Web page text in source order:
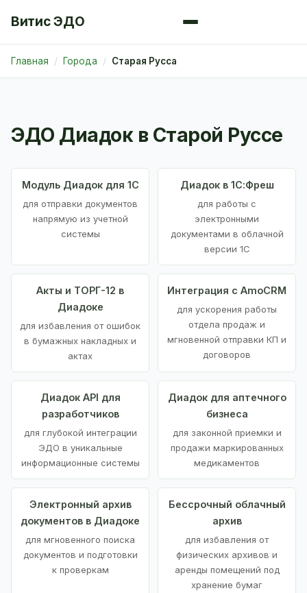
Витис ЭДО
Главная Города Старая Русса
ЭДО Диадок в Старой Руссе
Модуль Диадок для 1С
для отправки документов
напрямую из учетной
системы
Диадок в 1С:Фреш
для работы с
электронными
документами в облачной
версии 1С
Акты и ТОРГ-12 в
Диадоке
для избавления от ошибок
в бумажных накладных и
актах
Интеграция с AmoCRM
для ускорения работы
отдела продаж и
мгновенной отправки КП и
договоров
Диадок API для
разработчиков
для глубокой интеграции
ЭДО в уникальные
информационные системы
Диадок для аптечного
бизнеса
для законной приемки и
продажи маркированных
медикаментов
Электронный архив
документов в Диадоке
для мгновенного поиска
документов и подготовки
к проверкам
Бессрочный облачный
архив
для избавления от
физических архивов и
аренды помещений под
хранение бумаг